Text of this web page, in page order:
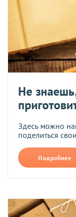
Не
Здесь можно
поделиться
Подробнее